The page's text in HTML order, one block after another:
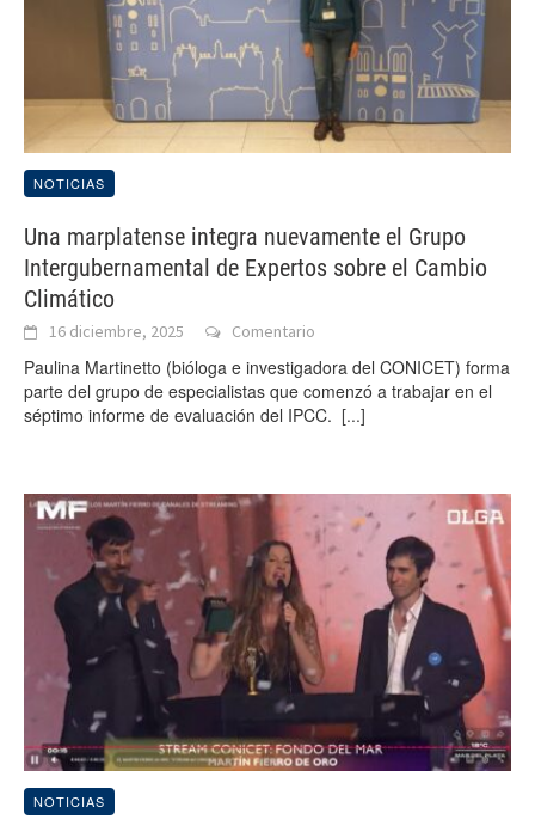
NOTICIAS
Una marplatense integra nuevamente el Grupo
Intergubernamental de Expertos sobre el Cambio
Climático
16 diciembre, 2025 Comentario
Paulina Martinetto (bióloga e investigadora del CONICET) forma
parte del grupo de especialistas que comenzó a trabajar en el
séptimo informe de evaluación del IPCC. [...]
NOTICIAS